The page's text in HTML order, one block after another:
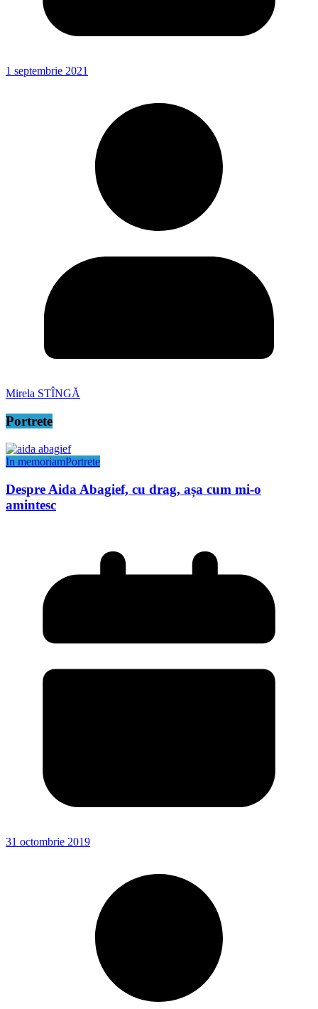
1 septembrie 2021
Mirela STÎNGĂ
Portrete
In memoriamPortrete
Despre Aida Abagief, cu drag, așa cum mi-o
amintesc
31 octombrie 2019